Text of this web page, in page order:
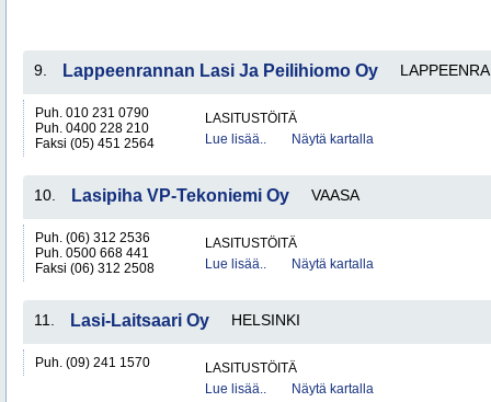
9. Lappeenrannan Lasi Ja Peilihiomo Oy
Puh. 010 231 0790
Puh. 0400 228 210
Faksi (05) 451 2564
LASITUSTÖITÄ
Lue lisää..
Näytä kartalla
10. Lasipiha VP-Tekoniemi Oy VAASA
Puh. (06) 312 2536
Puh. 0500 668 441
Faksi (06) 312 2508
LASITUSTÖITÄ
Lue lisää..
Näytä kartalla
11. Lasi-Laitsaari Oy HELSINKI
Puh. (09) 241 1570
LASITUSTÖITÄ
Lue lisää..
Näytä kartalla